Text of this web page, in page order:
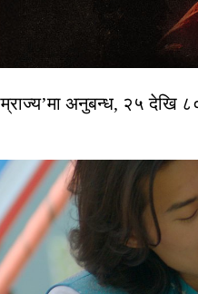
अनुबन्ध, २५ देखि